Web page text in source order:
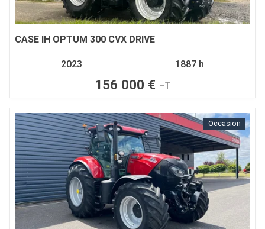
CASE IH OPTUM 300 CVX DRIVE
2023 1887 h
156 000 € HT
Occasion